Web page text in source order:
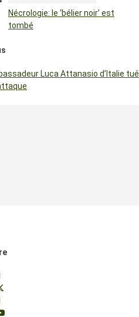
Nécrologie: le ‘bélier noir’ est
tombé
Luca Attanasio d’Italie tué